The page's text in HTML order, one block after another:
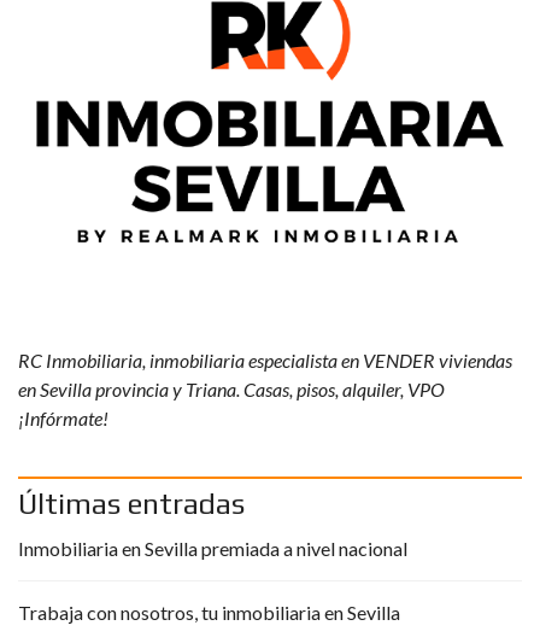
RC Inmobiliaria, inmobiliaria especialista en VENDER viviendas
en Sevilla provincia y Triana. Casas, pisos, alquiler, VPO
¡Infórmate!
Últimas entradas
Inmobiliaria en Sevilla premiada a nivel nacional
Trabaja con nosotros, tu inmobiliaria en Sevilla